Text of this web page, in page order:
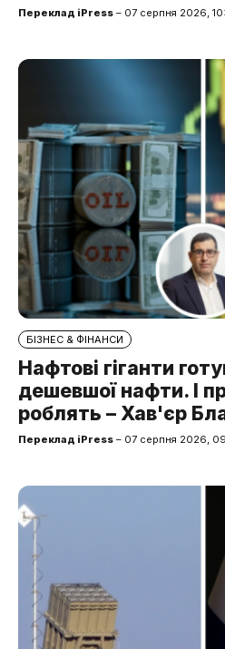
Переклад iPress – 07 серпня 2026,
БІЗНЕС & ФІНАНСИ
Нафтові гіганти
дешевшої нафти. І
роблять – Хав'єр
Переклад iPress – 07 серпня 2026,